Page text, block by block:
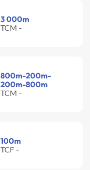
3 000m
TCM -
800m-200m-
200m-800m
TCM -
100m
TCF -